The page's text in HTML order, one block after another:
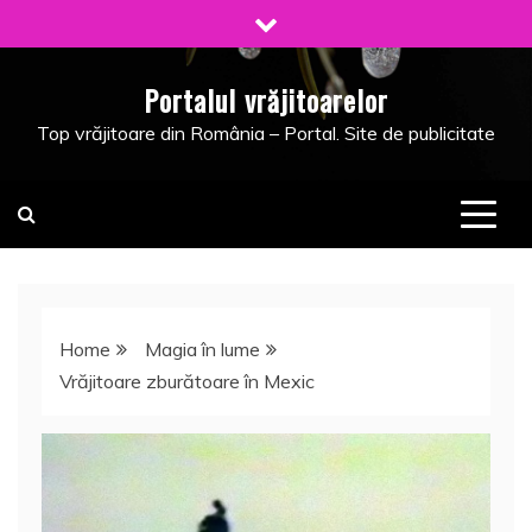
to
Portalul vrăjitoarelor
Top vrăjitoare din România – Portal. Site de publicitate
Home
Magia în lume
Vrăjitoare zburătoare în Mexic